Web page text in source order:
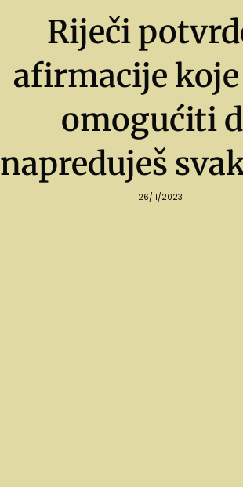
Riječi
afirmacije
omogućiti
napreduješ
26/11/2023